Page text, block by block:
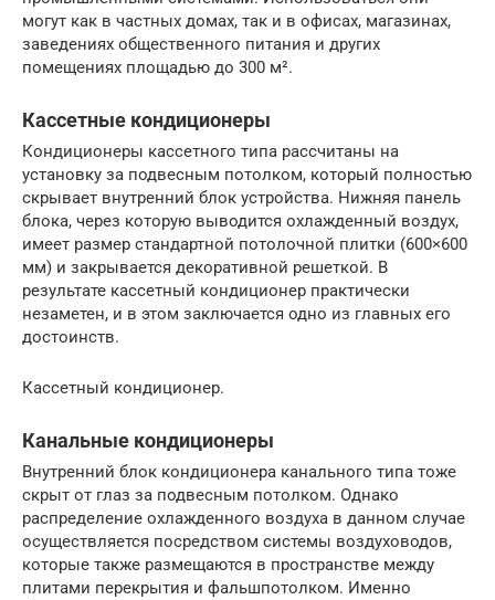
могут как в частных домах, так и в офисах, магазинах,
заведениях общественного питания и других
помещениях площадью до 300 м².
Кассетные кондиционеры
Кондиционеры кассетного типа рассчитаны на
установку за подвесным потолком, который полностью
скрывает внутренний блок устройства. Нижняя панель
блока, через которую выводится охлажденный воздух,
имеет размер стандартной потолочной плитки (600×600
мм) и закрывается декоративной решеткой. В
результате кассетный кондиционер практически
незаметен, и в этом заключается одно из главных его
достоинств.
Кассетный кондиционер.
Канальные кондиционеры
Внутренний блок кондиционера канального типа тоже
скрыт от глаз за подвесным потолком. Однако
распределение охлажденного воздуха в данном случае
осуществляется посредством системы воздуховодов,
которые также размещаются в пространстве между
плитами перекрытия и фальшпотолком. Именно